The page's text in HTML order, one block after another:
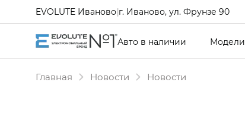
EVOLUTE Иваново|г. Иваново, ул. Фрунзе 90
Авто в наличии Модели
Главная Новости Новости